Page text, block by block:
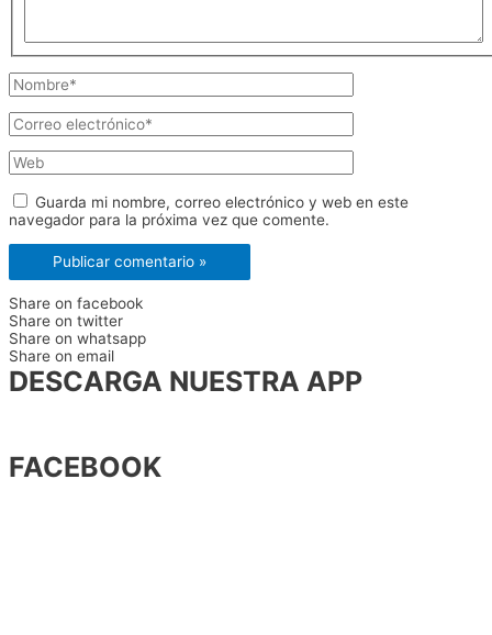
Nombre*
Correo
electrónico*
Web
Guarda mi nombre, correo electrónico y web en este
navegador para la próxima vez que comente.
Share on facebook
Share on twitter
Share on whatsapp
Share on email
DESCARGA NUESTRA APP
FACEBOOK